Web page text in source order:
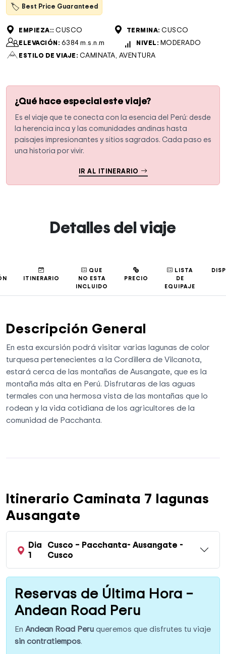
🏷 Best Price Guaranteed
EMPIEZA:: CUSCO TERMINA:CUSCO
ELEVACIÓN: 6384 m.s.n.m NIVEL: MODERADO
ESTILO DE VIAJE: CAMINATA, AVENTURA
¿Qué hace especial este viaje?
Es el viaje que te conecta con la esencia del Perú: desde
la herencia inca y las comunidades andinas hasta
paisajes impresionantes y sitios sagrados. Cada paso es
una historia por vivir.
IR AL ITINERARIO
Detalles del viaje
ITINERARIO
QUE
NO ESTA
INCLUIDO
PRECIO
LISTA
DE
EQUIPAJE
Descripción General
En esta excursión podrá visitar varias lagunas de color
turquesa pertenecientes a la Cordillera de Vilcanota,
estará cerca de las montañas de Ausangate, que es la
montaña más alta en Perú. Disfrutaras de las aguas
termales con una hermosa vista de las montañas que lo
rodean y la vida cotidiana de los agricultores de la
comunidad de Pacchanta.
Itinerario Caminata 7 lagunas
Ausangate
Dia
1
Cusco – Pacchanta- Ausangate -
Cusco
Reservas de Última Hora –
Andean Road Peru
En Andean Road Peruqueremos que disfrutes tu viaje
sin contratiempos.